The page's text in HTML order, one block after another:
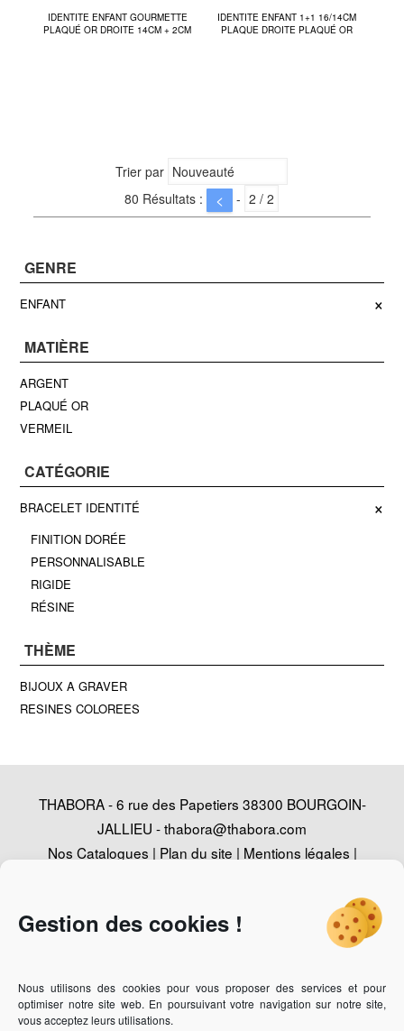
Gestion des cookies !
Nous utilisons des cookies pour vous proposer des services et pour
optimiser notre site web. En poursuivant votre navigation sur notre site,
vous acceptez leurs utilisations.
IDENTITE ENFANT GOURMETTE
PLAQUÉ OR DROITE 14CM + 2CM
IDENTITE ENFANT 1+1 16/14CM
PLAQUE DROITE PLAQUÉ OR
Trier par
80 Résultats :
< -
GENRE
ENFANT ×
MATIÈRE
ARGENT
PLAQUÉ OR
VERMEIL
CATÉGORIE
BRACELET IDENTITÉ ×
FINITION DORÉE
PERSONNALISABLE
RIGIDE
RÉSINE
THÈME
BIJOUX A GRAVER
RESINES COLOREES
THABORA - 6 rue des Papetiers 38300 BOURGOIN-
JALLIEU -thabora@thabora.com
Nos Catalogues | Plan du site | Mentions légales |
Vous recherchez un revendeur des bijoux Thabora ?Cliquez-
ici